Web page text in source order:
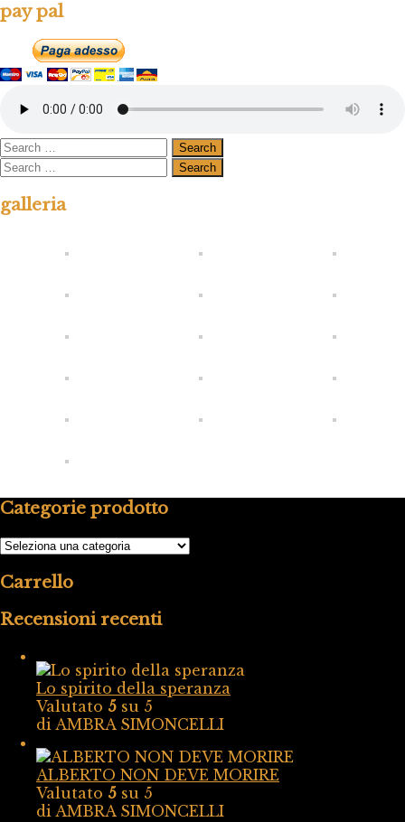
pay pal
galleria
Categorie prodotto
Carrello
Recensioni recenti
Lo spirito della speranza
Valutato 5 su 5
di AMBRA SIMONCELLI
ALBERTO NON DEVE MORIRE
Valutato 5 su 5
di AMBRA SIMONCELLI